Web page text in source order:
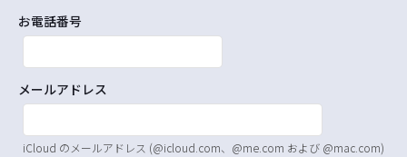
お電話番号
メールアドレス
iCloud のメールアドレス (@icloud.com、@me.com および @mac.com)